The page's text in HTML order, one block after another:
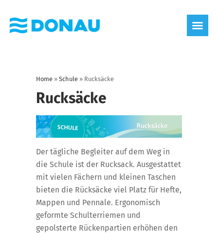
Home » Schule » Rucksäcke
Rucksäcke
Der tägliche Begleiter auf dem Weg in
die Schule ist der Rucksack. Ausgestattet
mit vielen Fächern und kleinen Taschen
bieten die Rücksäcke viel Platz für Hefte,
Mappen und Pennale. Ergonomisch
geformte Schulterriemen und
gepolsterte Rückenpartien erhöhen den